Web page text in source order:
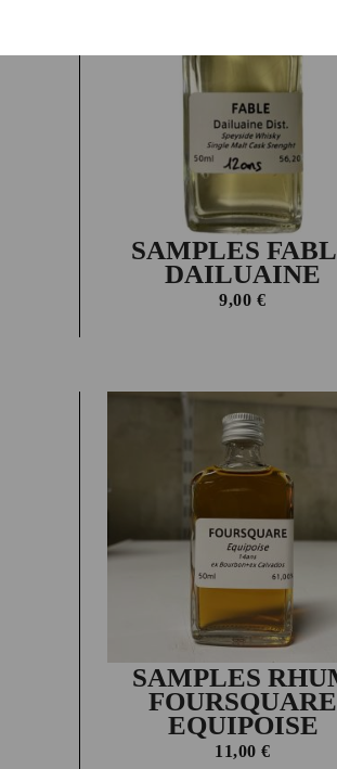
SAMPLES
DAILUAINE
9,00€
SAMPLES
FOURSQUARE
EQUIPOISE
11,00€